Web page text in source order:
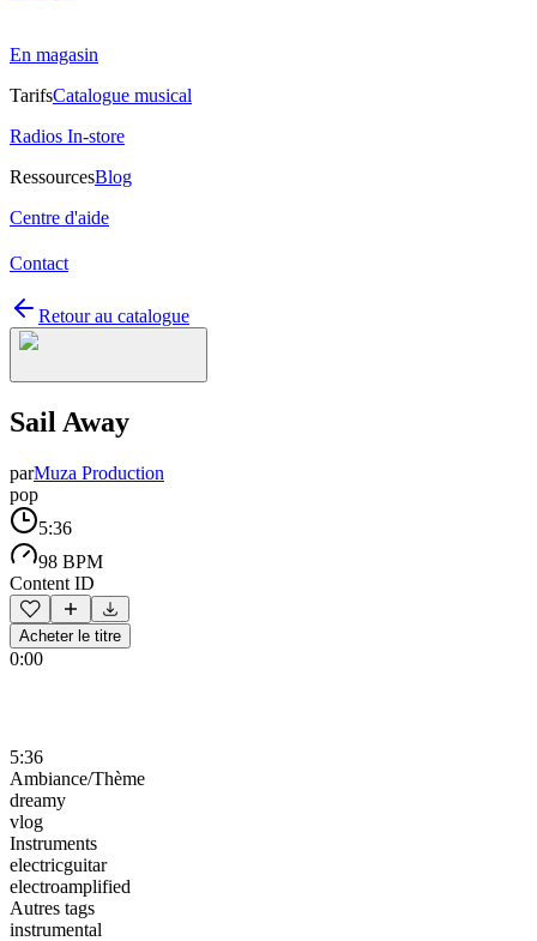
En magasin
TarifsCatalogue musical
Radios In-store
RessourcesBlog
Centre d'aide
Contact
Retour au catalogue
Sail Away
parMuza Production
pop
5:36
98 BPM
Content ID
Acheter le titre
0:00
5:36
Ambiance/Thème
dreamy
vlog
Instruments
electricguitar
electroamplified
Autres tags
instrumental